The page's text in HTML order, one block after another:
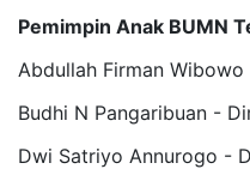
Pemimpin Anak BUMN
Abdullah Firman
Budhi N Pangaribuan -
Dwi Satriyo Annurogo -